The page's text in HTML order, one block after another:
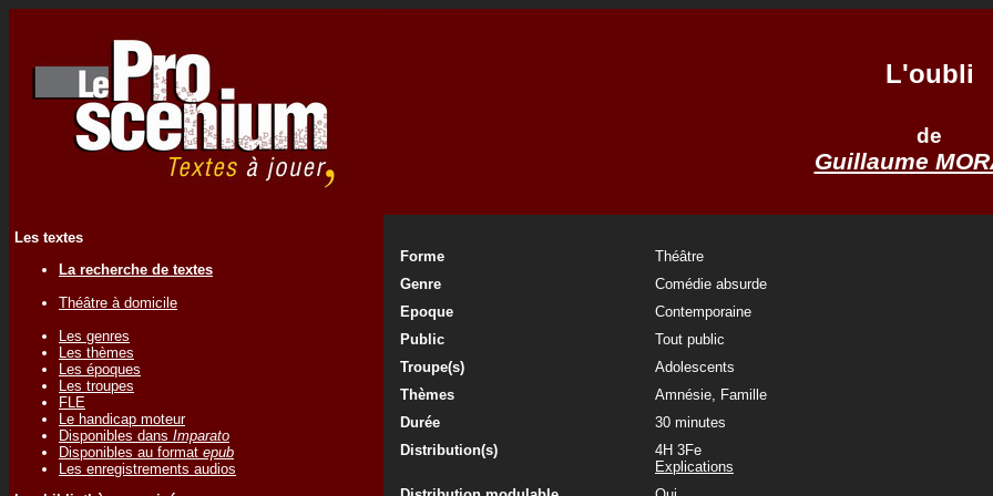
L'oubli
de
Guillaume
Les textes
La recherche de textes
Théâtre à domicile
Les genres
Les thèmes
Les époques
Les troupes
FLE
Le handicap moteur
Disponibles dans Imparato
Disponibles au format epub
Les enregistrements audios
Forme
Théâtre
Genre
Comédie absurde
Epoque
Contemporaine
Public
Tout public
Troupe(s)
Adolescents
Thèmes
Amnésie, Famille
Durée
30 minutes
Distribution(s)
4H 3Fe
Explications